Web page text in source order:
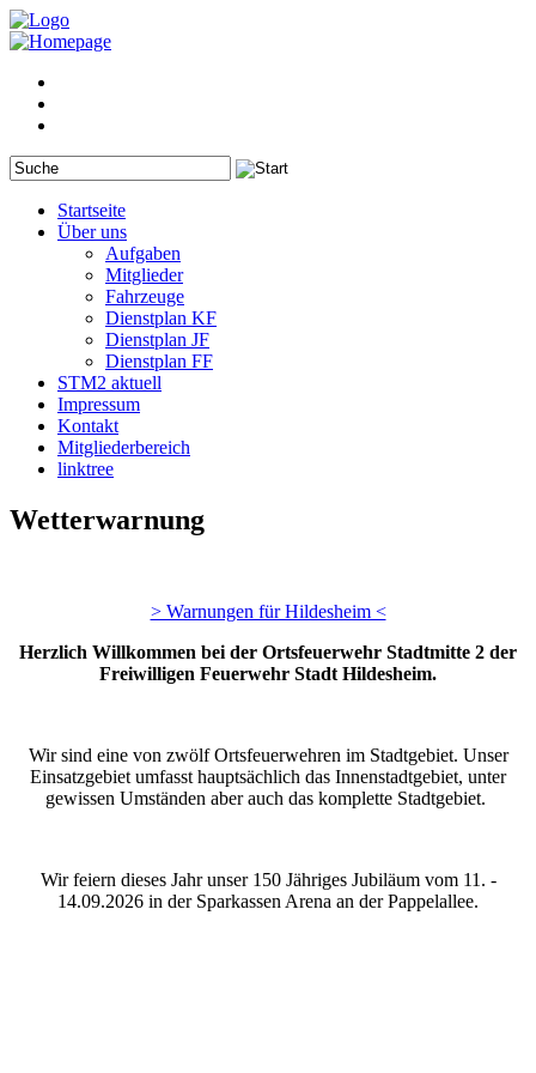
Startseite
Über uns
Aufgaben
Mitglieder
Fahrzeuge
Dienstplan KF
Dienstplan JF
Dienstplan FF
STM2 aktuell
Impressum
Kontakt
Mitgliederbereich
linktree
Wetterwarnung
> Warnungen für Hildesheim <
Herzlich Willkommen bei der Ortsfeuerwehr Stadtmitte 2 der
Freiwilligen Feuerwehr Stadt Hildesheim.
Wir sind eine von zwölf Ortsfeuerwehren im Stadtgebiet. Unser
Einsatzgebiet umfasst hauptsächlich das Innenstadtgebiet, unter
gewissen Umständen aber auch das komplette Stadtgebiet.
Wir feiern dieses Jahr unser 150 Jähriges Jubiläum vom 11. -
14.09.2026 in der Sparkassen Arena an der Pappelallee.